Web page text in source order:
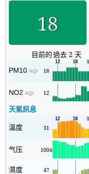
18
目前的過去 2 天
PM10AQI 18
NO2AQI 12
天氣訊息
溫度 31
气压 1004
濕度 47